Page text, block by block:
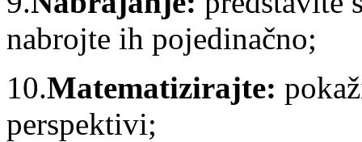
nabrojte ih pojedinačno;
10.Matematizirajte:
perspektivi;